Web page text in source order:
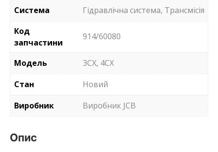
Система
Гідравлічна система, Трансмісія
Код
запчастини
914/60080
Модель
3CX, 4CX
Стан
Новий
Виробник
Виробник JCB
Опис